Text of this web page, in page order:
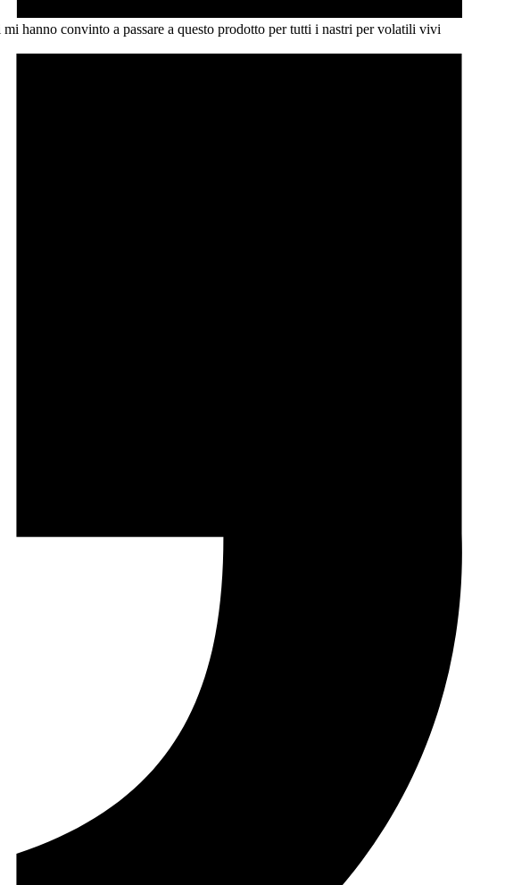
hanno convinto a passare a questo prodotto per tutti i nastri per volatili vivi